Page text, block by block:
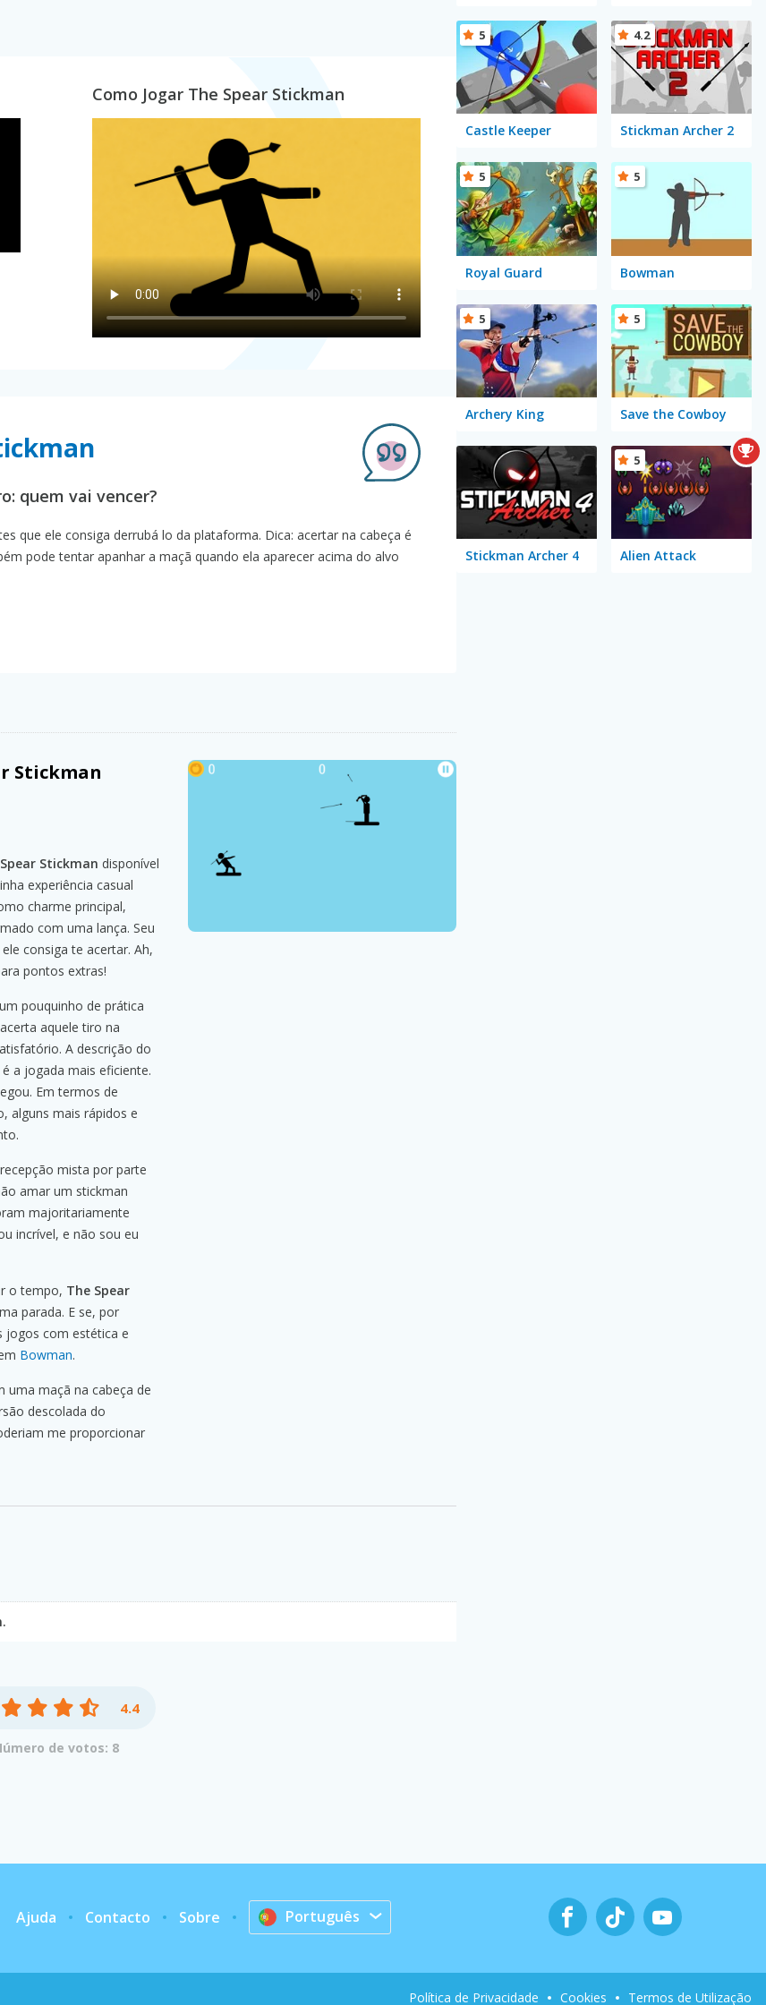
Como Jogar The Spear Stickman
quem vai vencer?
que ele consiga derrubá lo da plataforma. Dica: acertar na cabeça é
pode tentar apanhar a maçã quando ela aparecer acima do alvo
Stickman
Stickman disponível
experiência casual
charme principal,
com uma lança. Seu
consiga te acertar. Ah,
pontos extras!
pouquinho de prática
aquele tiro na
A descrição do
a jogada mais eficiente.
Em termos de
alguns mais rápidos e
mista por parte
amar um stickman
majoritariamente
incrível, e não sou eu
o tempo, The Spear
parada. E se, por
jogos com estética e
Bowman.
uma maçã na cabeça de
descolada do
me proporcionar
4.4
de votos: 8
Castle Keeper
5
Stickman Archer 2
4.2
Royal Guard
5
Bowman
5
Archery King
5
Save the Cowboy
5
Stickman Archer 4 Alien Attack
5
Ajuda Contacto Sobre Português
Política de Privacidade Cookies Termos de Utilização